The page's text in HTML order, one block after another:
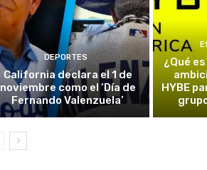
DEPORTES
California declara el 1 de
noviembre como el ‘Día de
Fernando Valenzuela’
¿Qué
HYBE